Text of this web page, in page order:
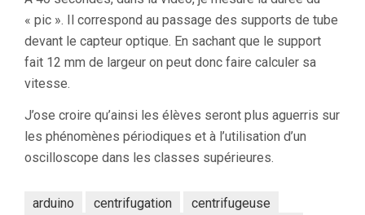
« pic ». Il correspond au passage des supports de tube
devant le capteur optique. En sachant que le support
fait 12 mm de largeur on peut donc faire calculer sa
vitesse.
J’ose croire qu’ainsi les élèves seront plus aguerris sur
les phénomènes périodiques et à l’utilisation d’un
oscilloscope dans les classes supérieures.
arduino centrifugation
centrifugeuse